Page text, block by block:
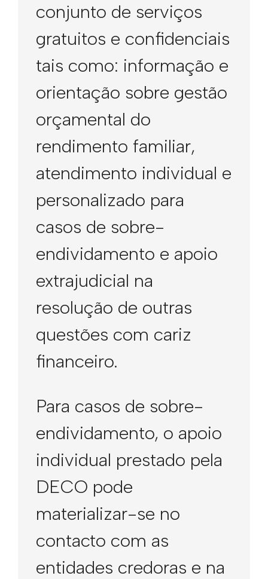
conjunto de serviços
gratuitos e confidenciais
tais como: informação e
orientação sobre gestão
orçamental do
rendimento familiar,
atendimento individual e
personalizado para
casos de sobre-
endividamento e apoio
extrajudicial na
resolução de outras
questões com cariz
financeiro.
Para casos de sobre-
endividamento, o apoio
individual prestado pela
DECO pode
materializar-se no
contacto com as
entidades credoras e na